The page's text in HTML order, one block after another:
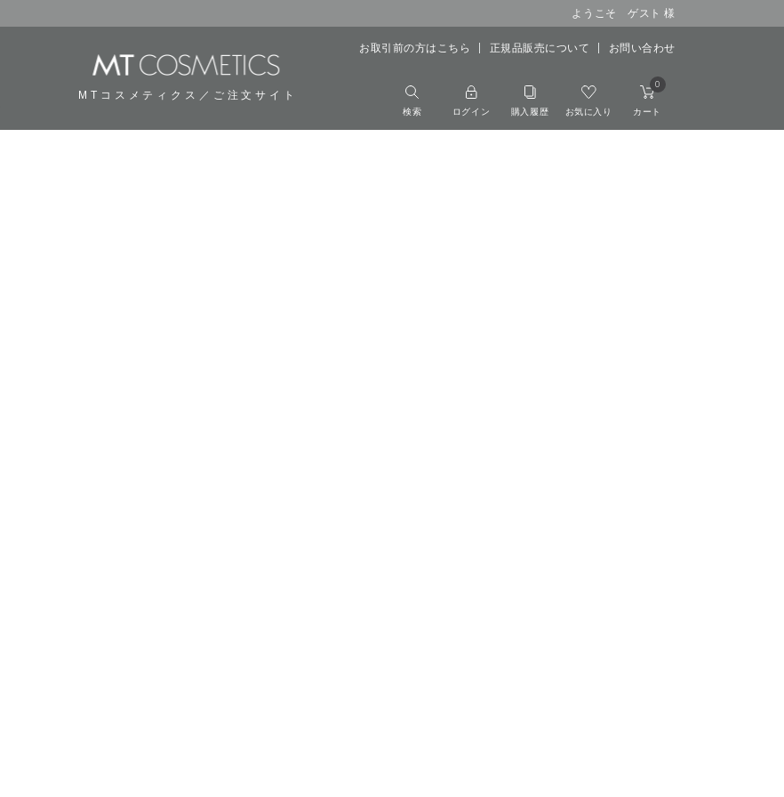
ようこそ ゲスト 様
MTコスメティクス／ご注文サイト
お取引前の方はこちら 正規品販売について お問い合わせ
検索 ログイン 購入履歴 お気に入り カート
0